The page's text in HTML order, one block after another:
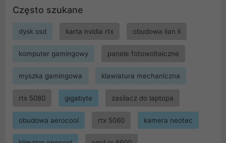
Często szukane
dysk ssd karta nvidia rtx obudowa lian li
komputer gamingowy panele fotowoltaiczne
myszka gamingowa klawiatura mechaniczna
rtx 5080 gigabyte zasilacz do laptopa
obudowa aerocool rtx 5060 kamera neotec